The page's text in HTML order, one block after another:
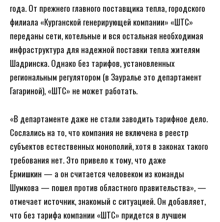
года. От прежнего главного поставщика тепла, городского
филиала «Курганской генерирующей компании» «ШТС»
переданы сети, котельные и вся остальная необходимая
инфраструктура для надежной поставки тепла жителям
Шадринска. Однако без тарифов, установленных
региональным регулятором (в Зауралье это департамент
Гагариной), «ШТС» не может работать.
«В департаменте даже не стали заводить тарифное дело.
Сослались на то, что компания не включена в реестр
субъектов естественных монополий, хотя в законах такого
требования нет. Это привело к тому, что даже
Ермишкин — а он считается человеком из команды
Шумкова — пошел против областного правительства», —
отмечает источник, знакомый с ситуацией. Он добавляет,
что без тарифа компании «ШТС» придется в лучшем